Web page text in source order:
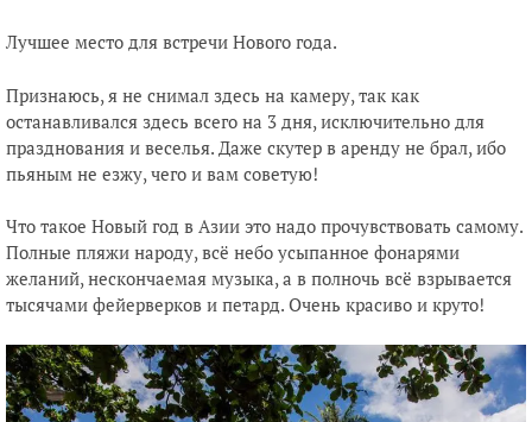
Лучшее место для встречи Нового года.
Признаюсь, я не снимал здесь на камеру, так как
останавливался здесь всего на 3 дня, исключительно для
празднования и веселья. Даже скутер в аренду не брал, ибо
пьяным не езжу, чего и вам советую!
Что такое Новый год в Азии это надо прочувствовать самому.
Полные пляжи народу, всё небо усыпанное фонарями
желаний, нескончаемая музыка, а в полночь всё взрывается
тысячами фейерверков и петард. Очень красиво и круто!